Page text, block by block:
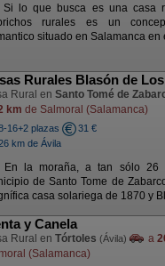
Si lo que busca es una casa
rurales es un
situado en Salamanca en
Rurales Blasón de
Rural en Santo Tomé de
km de Salmoral (Salamanca)
16+2 plazas
31 €
km de Ávila
En la moraña, a tan sólo 26
de Santo Tome de
casa solariega de 1870 y
y Canela
Rural en Tórtoles (Ávila) a
(Salamanca)